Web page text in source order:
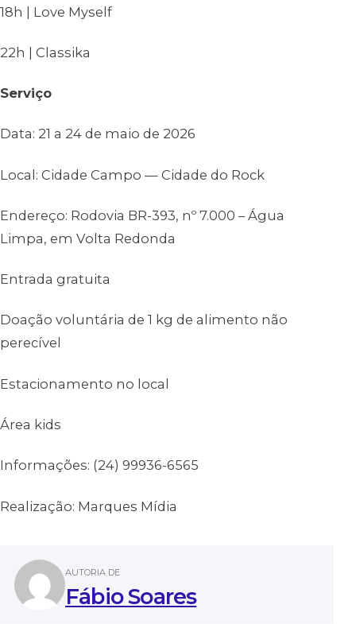
18h | Love Myself
22h | Classika
Serviço
Data: 21 a 24 de maio de 2026
Local: Cidade Campo — Cidade do Rock
Endereço: Rodovia BR-393, nº 7.000 – Água
Limpa, em Volta Redonda
Entrada gratuita
Doação voluntária de 1 kg de alimento não
perecível
Estacionamento no local
Área kids
Informações: (24) 99936-6565
Realização: Marques Mídia
AUTORIA DE
Fábio Soares